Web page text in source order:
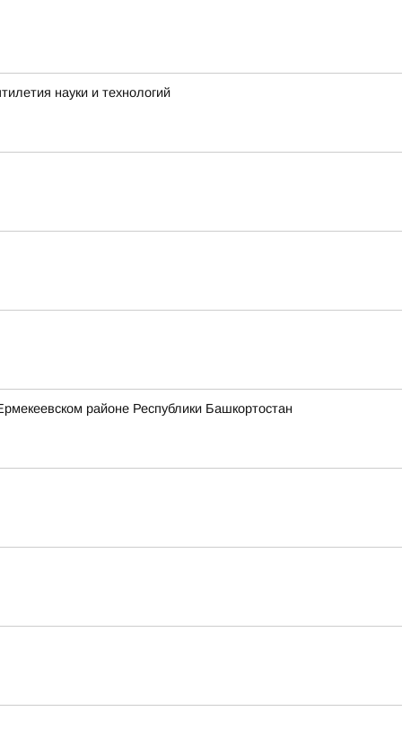
науки и технологий
районе Республики Башкортостан